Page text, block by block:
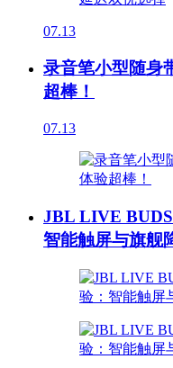
07.13
录音笔小型随身
超棒！
07.13
JBL LIVE BUDS
智能触屏与旗舰